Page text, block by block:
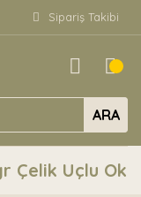
Sipariş Takibi
ARA
Çelik Uçlu Ok